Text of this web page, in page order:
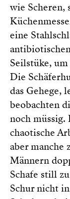
wie Scheren,
eine
Seilstüke,
Die
das Gehege,
beobachten
noch müssig.
chaotische
aber manche
Männern
Schafe still
Schur nicht